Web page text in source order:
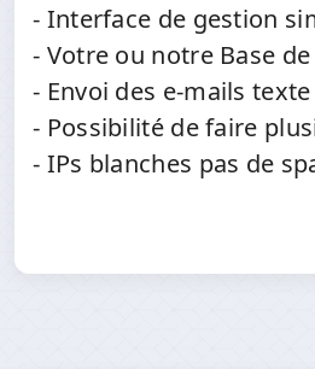
- Interface de gestion
- Votre ou notre Base
- Envoi des e-mails
- Possibilité de faire
- IPs blanches pas de